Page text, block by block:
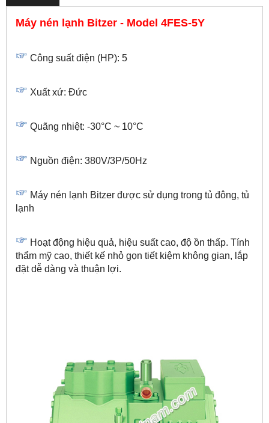
Máy nén lạnh Bitzer - Model 4FES-5Y
Công suất điện (HP): 5
Xuất xứ: Đức
Quãng nhiệt: -30°C ~ 10°C
Nguồn điện: 380V/3P/50Hz
Máy nén lạnh Bitzer được sử dụng trong tủ đông, tủ
lạnh
Hoạt động hiệu quả, hiệu suất cao, độ ồn thấp. Tính
thẩm mỹ cao, thiết kế nhỏ gọn tiết kiệm không gian, lắp
đặt dễ dàng và thuận lợi.